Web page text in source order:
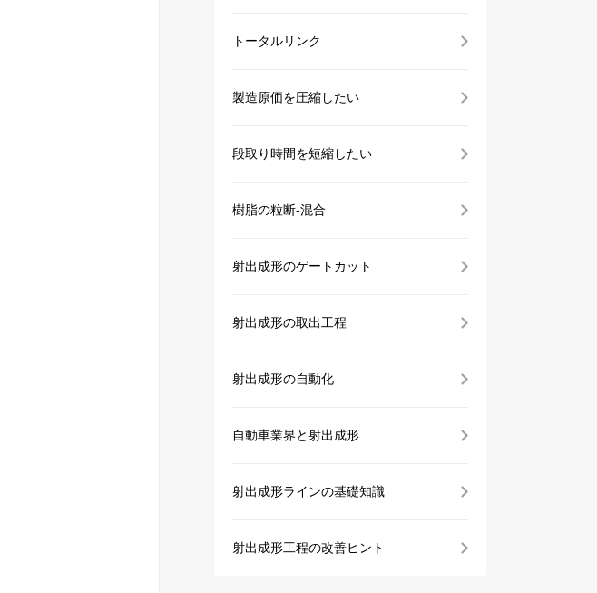
トータルリンク
製造原価を圧縮したい
段取り時間を短縮したい
樹脂の粒断-混合
射出成形のゲートカット
射出成形の取出工程
射出成形の自動化
自動車業界と射出成形
射出成形ラインの基礎知識
射出成形工程の改善ヒント